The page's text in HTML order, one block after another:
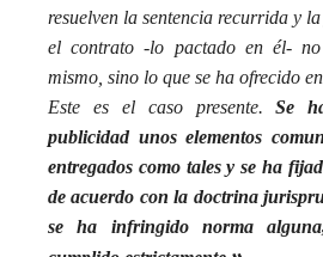
resuelven la sentencia recurrida y
el contrato -lo pactado en él-
mismo, sino lo que se ha ofrecido
Este es el caso presente. Se
publicidad unos elementos
entregados como tales y se ha
de acuerdo con la doctrina
se ha infringido norma